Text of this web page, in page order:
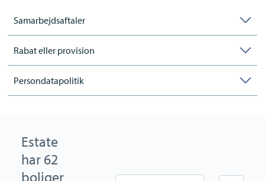
Samarbejdsaftaler
Rabat eller provision
Persondatapolitik
Estate
har 62
boliger